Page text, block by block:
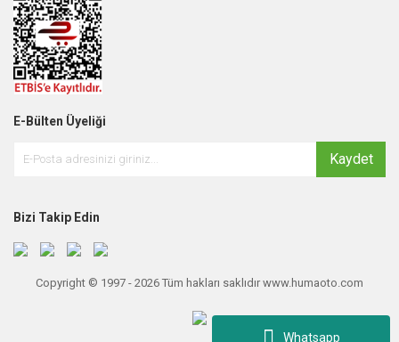
Whatsapp
E-Bülten Üyeliği
Kaydet
Bizi Takip Edin
Copyright © 1997 - 2026 Tüm hakları saklıdır www.humaoto.com